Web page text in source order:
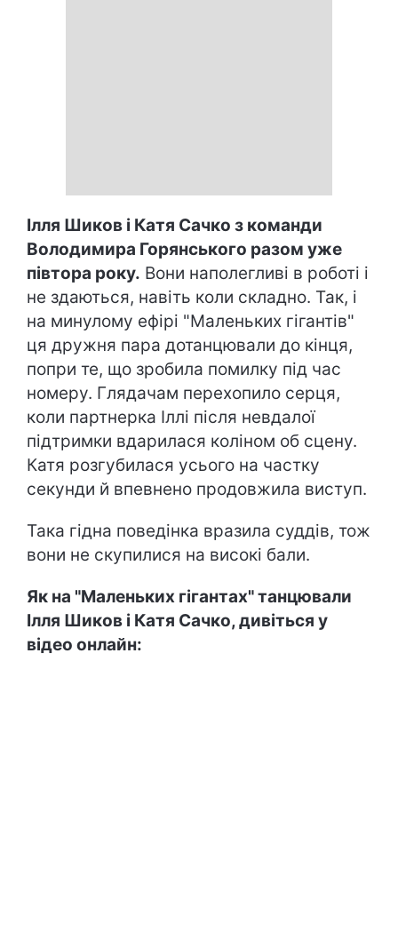
Ілля Шиков і Катя Сачко з команди
Володимира Горянського разом уже
півтора року. Вони наполегливі в роботі і
не здаються, навіть коли складно. Так, і
на минулому ефірі "Маленьких гігантів"
ця дружня пара дотанцювали до кінця,
попри те, що зробила помилку під час
номеру. Глядачам перехопило серця,
коли партнерка Іллі після невдалої
підтримки вдарилася коліном об сцену.
Катя розгубилася усього на частку
секунди й впевнено продовжила виступ.
Така гідна поведінка вразила суддів, тож
вони не скупилися на високі бали.
Як на "Маленьких гігантах" танцювали
Ілля Шиков і Катя Сачко, дивіться у
відео онлайн: